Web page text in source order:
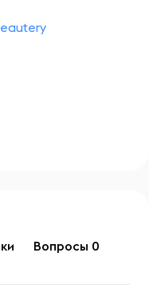
Вопросы 0